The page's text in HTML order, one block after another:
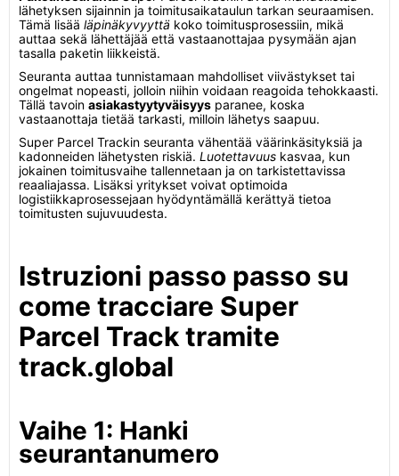
lähetyksen sijainnin ja toimitusaikataulun tarkan seuraamisen.
Tämä lisää läpinäkyvyyttä koko toimitusprosessiin, mikä
auttaa sekä lähettäjää että vastaanottajaa pysymään ajan
tasalla paketin liikkeistä.
Seuranta auttaa tunnistamaan mahdolliset viivästykset tai
ongelmat nopeasti, jolloin niihin voidaan reagoida tehokkaasti.
Tällä tavoin asiakastyytyväisyys paranee, koska
vastaanottaja tietää tarkasti, milloin lähetys saapuu.
Super Parcel Trackin seuranta vähentää väärinkäsityksiä ja
kadonneiden lähetysten riskiä. Luotettavuus kasvaa, kun
jokainen toimitusvaihe tallennetaan ja on tarkistettavissa
reaaliajassa. Lisäksi yritykset voivat optimoida
logistiikkaprosessejaan hyödyntämällä kerättyä tietoa
toimitusten sujuvuudesta.
Istruzioni passo passo su
come tracciare Super
Parcel Track tramite
track.global
Vaihe 1: Hanki
seurantanumero